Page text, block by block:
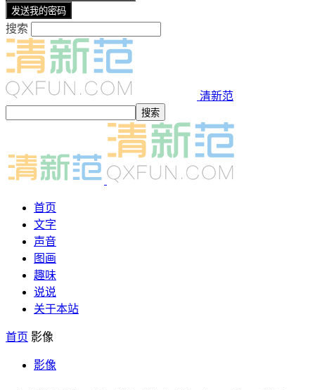
搜索
清新范
首页
文字
声音
图画
趣味
说说
关于本站
首页 影像
影像